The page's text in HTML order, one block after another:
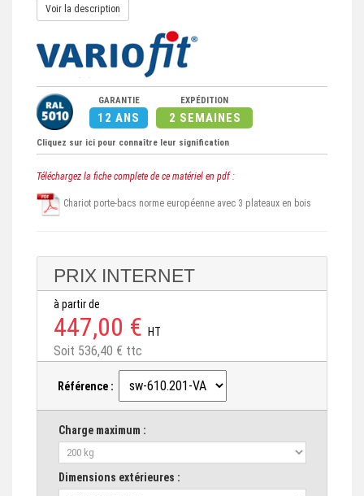
Voir la description
GARANTIE
12 ANS
EXPÉDITION
2 SEMAINES
Cliquez sur ici pour connaître leur signification
Téléchargez la fiche complete de ce matériel en pdf :
Chariot porte-bacs norme européenne avec 3 plateaux en bois
PRIX INTERNET
à partir de
447,00 € HT
Soit 536,40 € ttc
Référence :
Charge maximum :
Dimensions extérieures :